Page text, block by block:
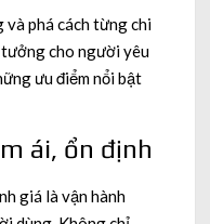
và phá cách từng chi
tưởng cho người yêu
ưu điểm nổi bật
ái, ổn định
giá là vận hành